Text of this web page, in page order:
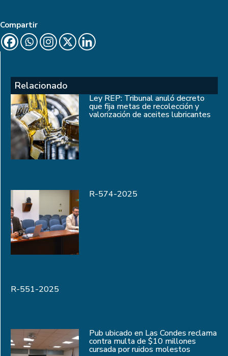
Compartir
Relacionado
Ley REP: Tribunal anuló decreto
que fija metas de recolección y
valorización de aceites lubricantes
R-574-2025
R-551-2025
Pub ubicado en Las Condes reclama
contra multa de $10 millones
cursada por ruidos molestos